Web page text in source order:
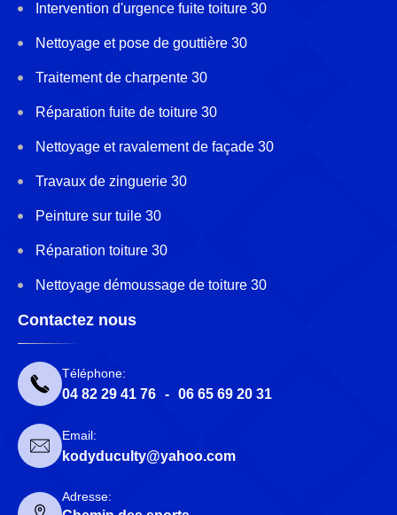
Intervention d'urgence fuite toiture 30
Nettoyage et pose de gouttière 30
Traitement de charpente 30
Réparation fuite de toiture 30
Nettoyage et ravalement de façade 30
Travaux de zinguerie 30
Peinture sur tuile 30
Réparation toiture 30
Nettoyage démoussage de toiture 30
Contactez nous
Téléphone:
04 82 29 41 76 - 06 65 69 20 31
Email:
kodyduculty@yahoo.com
Adresse: